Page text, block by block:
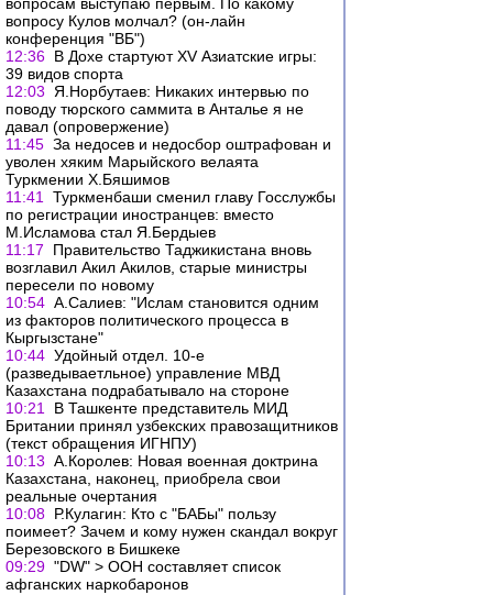
вопросу Кулов молчал? (он-лайн
конференция "ВБ")
12:36 В Дохе стартуют XV Азиатские игры:
39 видов спорта
12:03
Я.Норбутаев: Никаких интервью по
поводу тюрского саммита в Анталье я не
давал (опровержение)
11:45 За недосев и недосбор оштрафован и
уволен хяким Марыйского велаята
Туркмении Х.Бяшимов
11:41
Туркменбаши сменил главу Госслужбы
по регистрации иностранцев: вместо
М.Исламова стал Я.Бердыев
11:17
Правительство Таджикистана вновь
возглавил Акил Акилов, старые министры
пересели по новому
10:54 А.Салиев: "Ислам становится одним
из факторов политического процесса в
Кыргызстане"
10:44 Удойный отдел. 10-е
(разведываетльное) управление МВД
Казахстана подрабатывало на стороне
10:21
В Ташкенте представитель МИД
Британии принял узбекских правозащитников
(текст обращения ИГНПУ)
10:13 А.Королев: Новая военная доктрина
Казахстана, наконец, приобрела свои
реальные очертания
10:08 Р.Кулагин: Кто с "БАБы" пользу
поимеет? Зачем и кому нужен скандал вокруг
Березовского в Бишкеке
09:29 "DW" > ООН составляет список
афганских наркобаронов